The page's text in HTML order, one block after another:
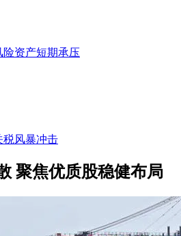
资产短期承压
税风暴冲击
聚焦优质股稳健布局